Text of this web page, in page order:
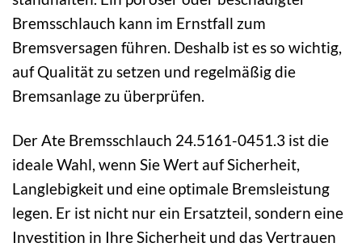
Bremsschlauch kann im Ernstfall zum
Bremsversagen führen. Deshalb ist es so wichtig,
auf Qualität zu setzen und regelmäßig die
Bremsanlage zu überprüfen.
Der Ate Bremsschlauch 24.5161-0451.3 ist die
ideale Wahl, wenn Sie Wert auf Sicherheit,
Langlebigkeit und eine optimale Bremsleistung
legen. Er ist nicht nur ein Ersatzteil, sondern eine
Investition in Ihre Sicherheit und das Vertrauen